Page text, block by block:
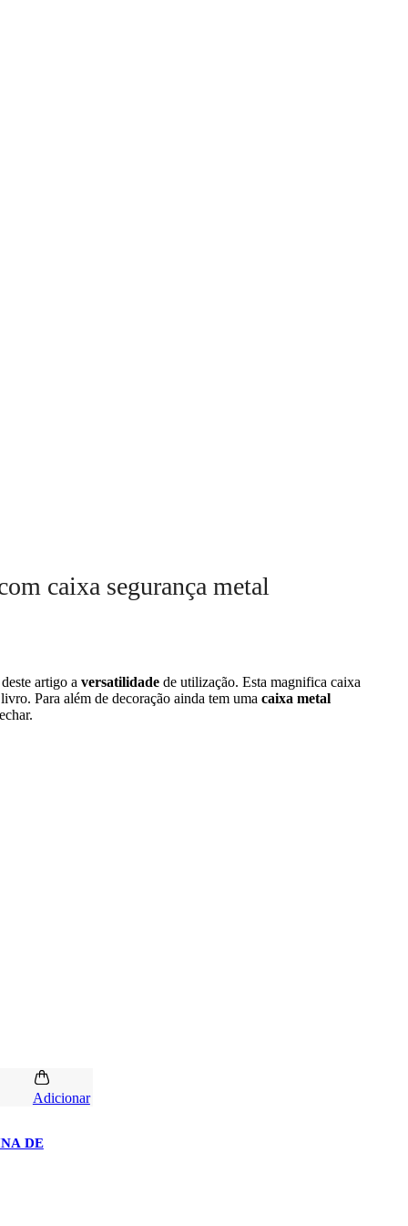
caixa segurança metal
artigo a versatilidadede utilização. Esta magnifica caixa
Para além de decoração ainda tem uma caixa metal
Adicionar
DE